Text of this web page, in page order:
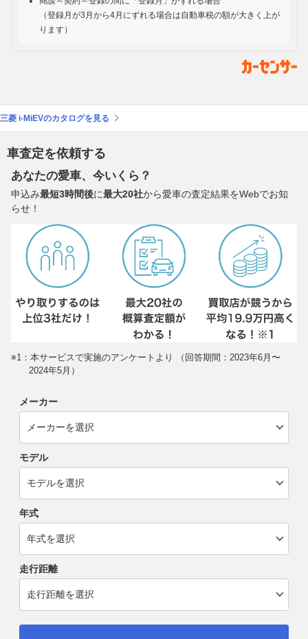
（登録月が3月から4月にずれる場合は自動車税の額が大きく上が
ります）
三菱 i-MiEVのカタログを見る
車査定を依頼する
あなたの愛車、今いくら？
申込み最短3時間後に最大20社から愛車の査定結果をWebでお知
らせ！
※1：本サービスで実施のアンケートより （回答期間：2023年6月〜
2024年5月）
メーカー
モデル
年式
走行距離